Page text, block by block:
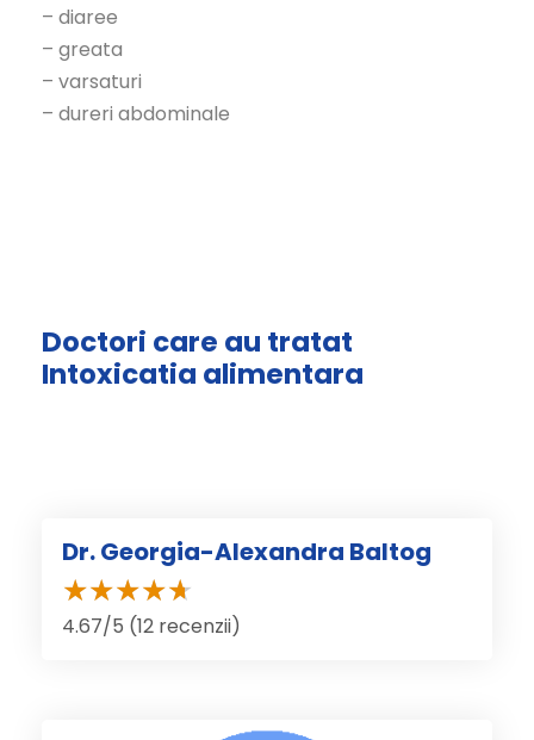
– diaree
– greata
– varsaturi
– dureri abdominale
Doctori care au tratat
Intoxicatia alimentara
Dr. Georgia-Alexandra Baltog
4.67/5 (12 recenzii)